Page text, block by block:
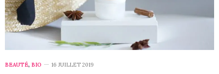
BEAUTÉ, BIO 16 JUILLET 2019